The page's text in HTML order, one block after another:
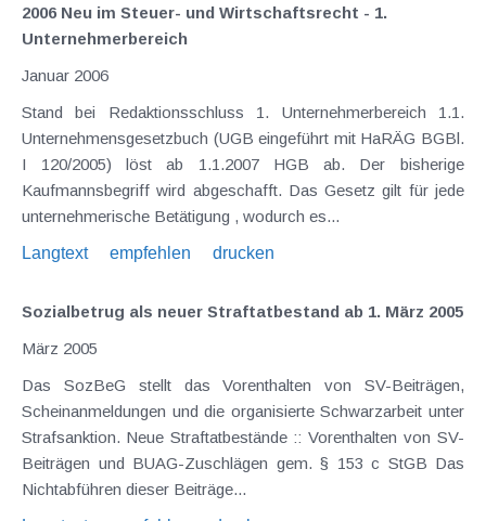
2006 Neu im Steuer- und Wirtschaftsrecht - 1.
Unternehmerbereich
Januar 2006
Stand bei Redaktionsschluss 1. Unternehmerbereich 1.1.
Unternehmensgesetzbuch (UGB eingeführt mit HaRÄG BGBl.
I 120/2005) löst ab 1.1.2007 HGB ab. Der bisherige
Kaufmannsbegriff wird abgeschafft. Das Gesetz gilt für jede
unternehmerische Betätigung , wodurch es...
Langtext
empfehlen drucken
Sozialbetrug als neuer Straftatbestand ab 1. März 2005
März 2005
Das SozBeG stellt das Vorenthalten von SV-Beiträgen,
Scheinanmeldungen und die organisierte Schwarzarbeit unter
Strafsanktion. Neue Straftatbestände :: Vorenthalten von SV-
Beiträgen und BUAG-Zuschlägen gem. § 153 c StGB Das
Nichtabführen dieser Beiträge...